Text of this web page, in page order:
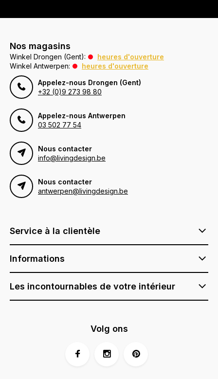
Nos magasins
Winkel Drongen (Gent):
heures d'ouverture
Winkel Antwerpen:
heures d'ouverture
Appelez-nous Drongen (Gent)
+32 (0)9 273 98 80
Appelez-nous Antwerpen
03 502 77 54
Nous contacter
info@livingdesign.be
Nous contacter
antwerpen@livingdesign.be
Service à la clientèle
Informations
Les incontournables de votre intérieur
Volg ons